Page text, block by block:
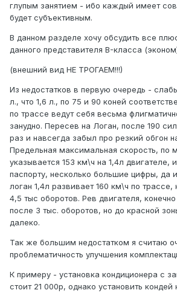
глупым занятием - ибо каждый имеет
будет субъективным.
В данном разделе хочу обсудить все
данного представителя B-класса
(внешний вид НЕ ТРОГАЕМ!!!)
Из недостатков в первую очередь -
л., что 1,6 л., по 75 и 90 коней
по трассе ведут себя весьма
занудно. Пересев на Логан, после 190
раз и навсегда забыл про резкий обгон
Предельная максимальная скорость, по
указывается 153 км\ч на 1,4л двигателе,
паспорту, несколько большие цифры, да
логан 1,4л развивает 160 км\ч по трассе,
4,5 тыс оборотов. Рев двигателя,
после 3 тыс. оборотов, но до красной
далеко.
Так же большим недостатком я считаю
проблематичность улучшения
К примеру - установка кондиционера с
стоит 21 000р, однако установить